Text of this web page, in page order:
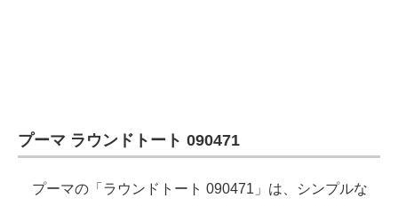
プーマ ラウンドトート 090471
プーマの「ラウンドトート 090471」は、シンプルな